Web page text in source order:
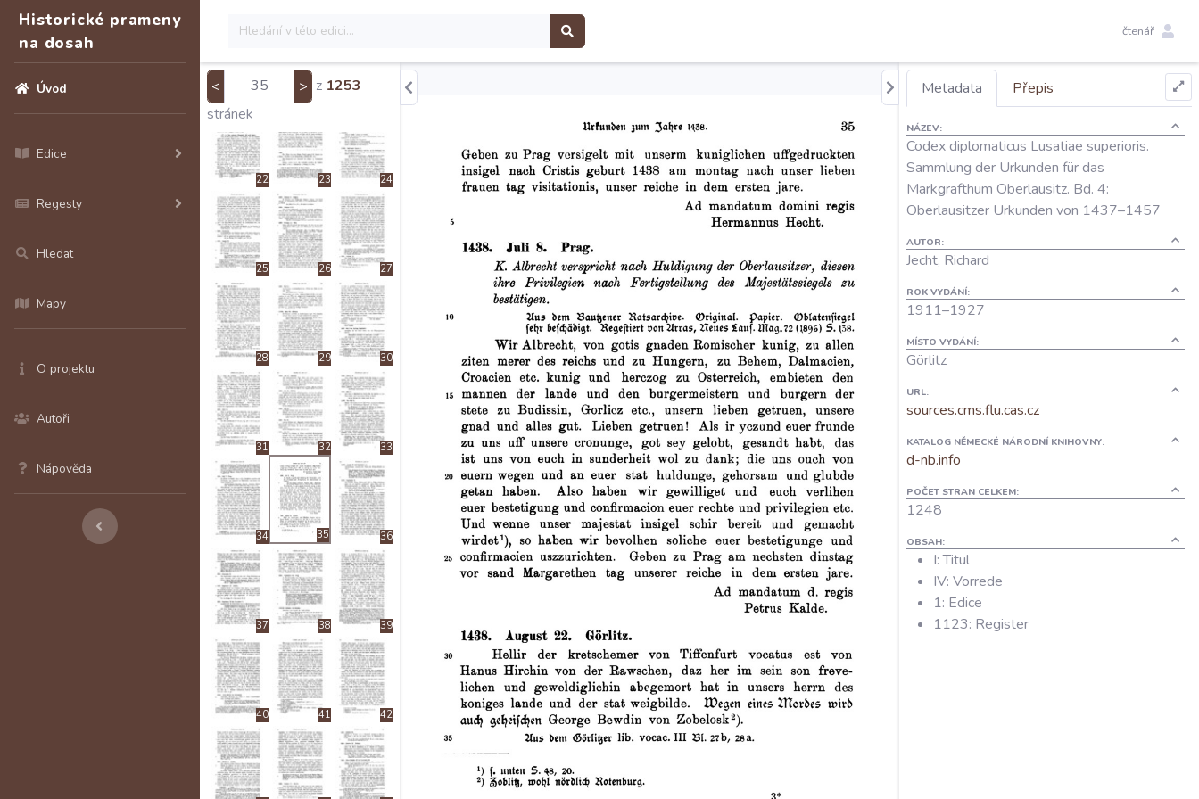
Historické prameny
na dosah
Úvod
Edice
Regesty
Hledat
Mapy
O projektu
Autoři
Nápověda
čtenář
< > z 1253
stránek
19 20
22 23 24
25 26 27
28 29 30
31 32 33
34 35 36
37 38 39
40 41 42
Metadata Přepis
NÁZEV:
Codex diplomaticus Lusatiae superioris.
Sammlung der Urkunden für das
Markgrafthum Oberlausitz. Bd. 4:
Oberlausitzer Urkunden von 1437–⁠1457
AUTOR:
Jecht, Richard
ROK VYDÁNÍ:
1911–⁠1927
MÍSTO VYDÁNÍ:
Görlitz
URL:
sources.cms.flu.cas.cz
KATALOG NĚMECKÉ NÁRODNÍ KNIHOVNY:
d-nb.info
POČET STRAN CELKEM:
1248
OBSAH:
I: Titul
IV: Vorrede
1: Edice
1123: Register